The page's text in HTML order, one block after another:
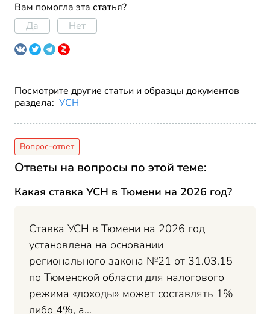
Вам помогла эта статья?
Да
Нет
Посмотрите другие статьи и образцы документов
раздела: УСН
Ответы на вопросы по этой теме:
Какая ставка УСН в Тюмени на 2026 год?
Ставка УСН в Тюмени на 2026 год
установлена на основании
регионального закона №21 от 31.03.15
по Тюменской области для налогового
режима «доходы» может составлять 1%
либо 4%, а...